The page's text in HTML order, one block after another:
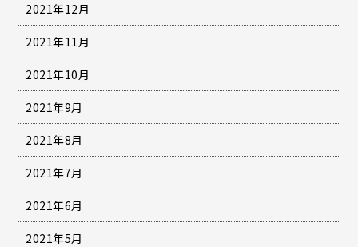
2021年12月
2021年11月
2021年10月
2021年9月
2021年8月
2021年7月
2021年6月
2021年5月